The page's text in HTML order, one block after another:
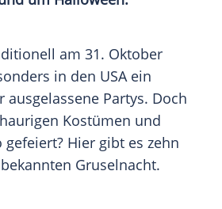
am 31. Oktober
in den USAein
Partys. Doch
Kostümen und
gefeiert? Hier gibt es zehn
Gruselnacht.